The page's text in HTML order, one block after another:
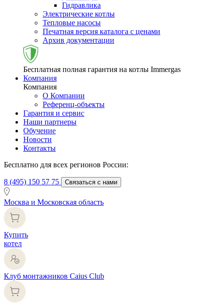
Гидравлика
Электрические котлы
Тепловые насосы
Печатная версия каталога с ценами
Архив документации
Бесплатная полная гарантия на котлы Immergas
Компания
Компания
О Компании
Референц-объекты
Гарантия и сервис
Наши партнеры
Обучение
Новости
Контакты
Бесплатно для всех регионов России:
8 (495) 150 57 75 Связаться с нами
Москва и Московская область
Купить
котел
Клуб монтажников Caius Club